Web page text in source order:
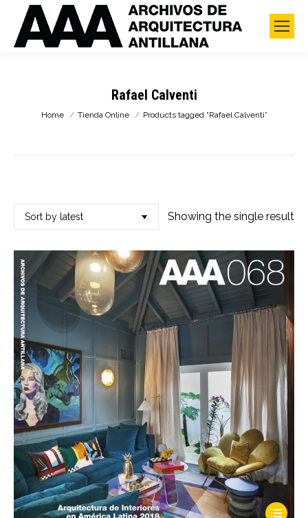
Rafael Calventi
You are here:
Home Tienda Online Products tagged “Rafael Calventi”
Showing the single result
This